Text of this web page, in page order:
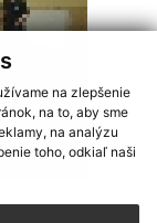
na zlepšenie
na to, aby sme
na analýzu
toho, odkiaľ naši